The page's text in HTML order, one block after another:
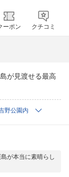
ーポン クチコミ
が見渡せる最高
野公園内
が本当に素晴らし